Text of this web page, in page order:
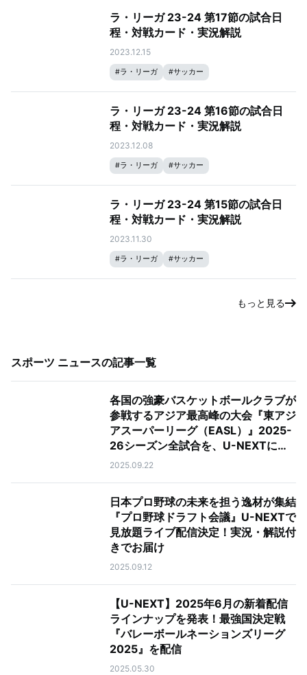
ラ・リーガ 23-24 第17節の試合日
程・対戦カード・実況解説
2023.12.15
#ラ・リーガ #サッカー
ラ・リーガ 23-24 第16節の試合日
程・対戦カード・実況解説
2023.12.08
#ラ・リーガ #サッカー
ラ・リーガ 23-24 第15節の試合日
程・対戦カード・実況解説
2023.11.30
#ラ・リーガ #サッカー
もっと見る
スポーツ ニュースの記事一覧
各国の強豪バスケットボールクラブが
参戦するアジア最高峰の大会『東アジ
アスーパーリーグ（EASL）』2025-
26シーズン全試合を、U-NEXTにて
見放題で独占ライブ配信！
2025.09.22
日本プロ野球の未来を担う逸材が集結
『プロ野球ドラフト会議』U-NEXTで
見放題ライブ配信決定！実況・解説付
きでお届け
2025.09.12
【U-NEXT】2025年6月の新着配信
ラインナップを発表！最強国決定戦
『バレーボールネーションズリーグ
2025』を配信
2025.05.30